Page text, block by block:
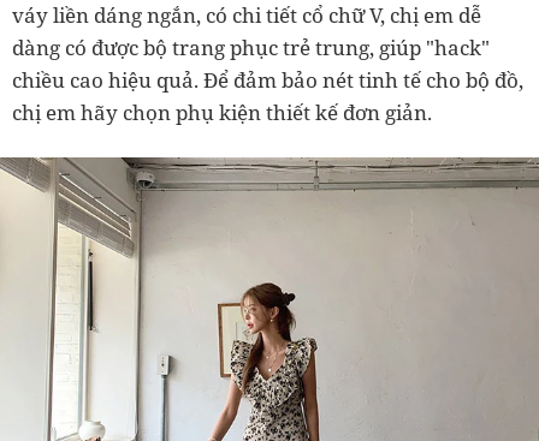
váy liền dáng ngắn, có chi tiết cổ chữ V, chị em dễ
dàng có được bộ trang phục trẻ trung, giúp "hack"
chiều cao hiệu quả. Để đảm bảo nét tinh tế cho bộ đồ,
chị em hãy chọn phụ kiện thiết kế đơn giản.